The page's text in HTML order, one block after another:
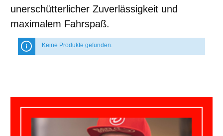
unerschütterlicher Zuverlässigkeit und
maximalem Fahrspaß.
Keine Produkte gefunden.